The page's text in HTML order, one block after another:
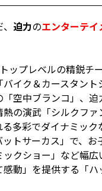
迫力のエンターテイ
ップレベルの精鋭チ
イク＆カースタント
空中ブランコ」、
の演武「シルクファ
る多彩でダイナミック
トサーカス」で、お
クショー」など幅
動」を提供する「ハ